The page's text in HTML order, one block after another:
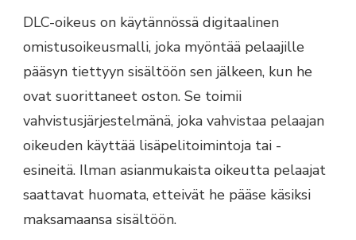
DLC-oikeus on käytännössä digitaalinen
omistusoikeusmalli, joka myöntää pelaajille
pääsyn tiettyyn sisältöön sen jälkeen, kun he
ovat suorittaneet oston. Se toimii
vahvistusjärjestelmänä, joka vahvistaa pelaajan
oikeuden käyttää lisäpelitoimintoja tai -
esineitä. Ilman asianmukaista oikeutta pelaajat
saattavat huomata, etteivät he pääse käsiksi
maksamaansa sisältöön.